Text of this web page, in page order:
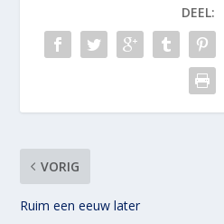
DEEL:
VORIG
Ruim een eeuw later